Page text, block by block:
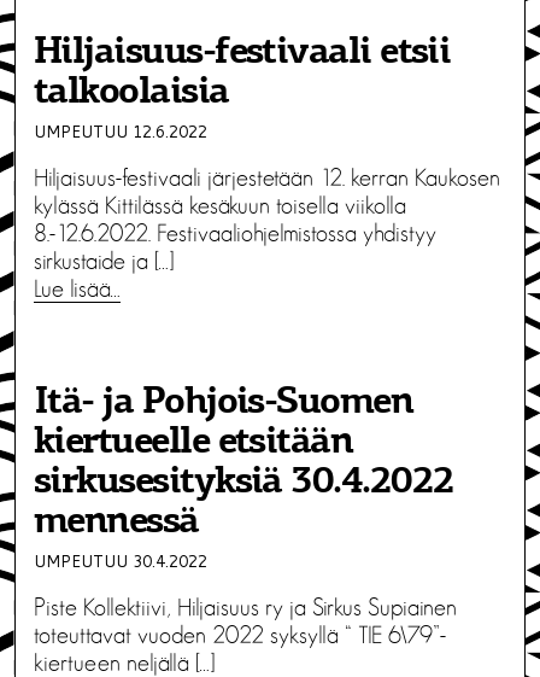
Hiljaisuus-festivaali etsii
talkoolaisia
UMPEUTUU 12.6.2022
Hiljaisuus-festivaali järjestetään 12. kerran Kaukosen
kylässä Kittilässä kesäkuun toisella viikolla
8.-12.6.2022. Festivaaliohjelmistossa yhdistyy
sirkustaide ja […]
Lue lisää…
Itä- ja Pohjois-Suomen
kiertueelle etsitään
sirkusesityksiä 30.4.2022
mennessä
UMPEUTUU 30.4.2022
Piste Kollektiivi, Hiljaisuus ry ja Sirkus Supiainen
toteuttavat vuoden 2022 syksyllä “ TIE 6\79”-
kiertueen neljällä […]